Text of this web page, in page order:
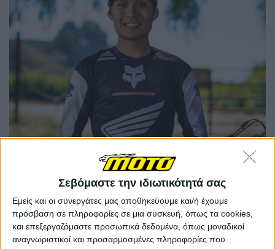
Σεβόμαστε την ιδιωτικότητά σας
Εμείς και οι συνεργάτες μας αποθηκεύουμε και/ή έχουμε
πρόσβαση σε πληροφορίες σε μια συσκευή, όπως τα cookies,
και επεξεργαζόμαστε προσωπικά δεδομένα, όπως μοναδικοί
αναγνωριστικοί και προσαρμοσμένες πληροφορίες που